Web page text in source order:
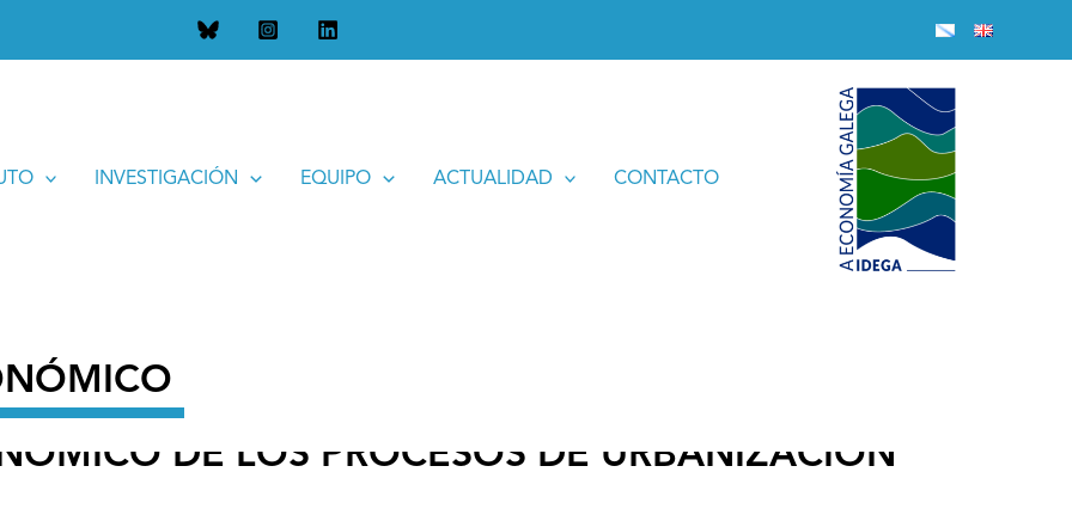
INVESTIGACIÓN EQUIPO ACTUALIDAD CONTACTO
LOS PROCESOS DE URBANIZACIÓN
DE LOS PROCESOS DE URBANIZACIÓN